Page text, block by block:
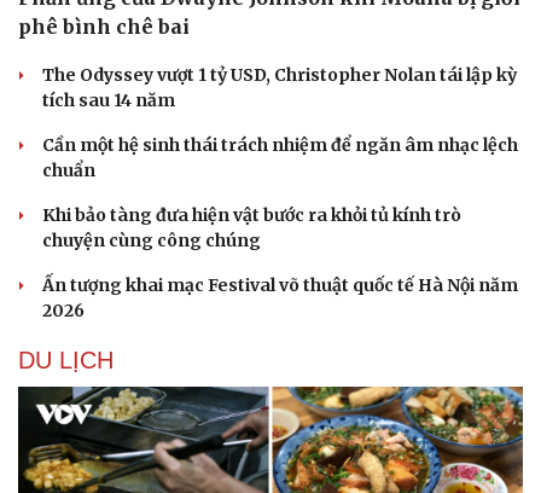
phê bình chê bai
The Odyssey vượt 1 tỷ USD, Christopher Nolan tái lập kỳ
tích sau 14 năm
Cần một hệ sinh thái trách nhiệm để ngăn âm nhạc lệch
chuẩn
Khi bảo tàng đưa hiện vật bước ra khỏi tủ kính trò
chuyện cùng công chúng
Ấn tượng khai mạc Festival võ thuật quốc tế Hà Nội năm
2026
DU LỊCH